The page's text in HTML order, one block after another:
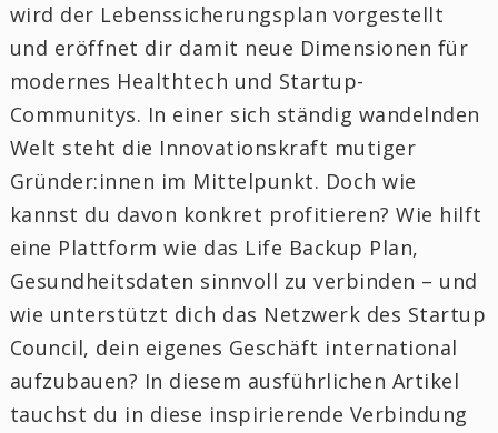
wird der Lebenssicherungsplan vorgestellt
und eröffnet dir damit neue Dimensionen für
modernes Healthtech und Startup-
Communitys. In einer sich ständig wandelnden
Welt steht die Innovationskraft mutiger
Gründer:innen im Mittelpunkt. Doch wie
kannst du davon konkret profitieren? Wie hilft
eine Plattform wie das Life Backup Plan,
Gesundheitsdaten sinnvoll zu verbinden – und
wie unterstützt dich das Netzwerk des Startup
Council, dein eigenes Geschäft international
aufzubauen? In diesem ausführlichen Artikel
tauchst du in diese inspirierende Verbindung